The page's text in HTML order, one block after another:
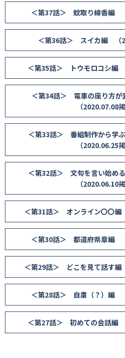
＜第37話＞ 蚊取り線香編
＜第36話＞ スイカ編 （
＜第35話＞ トウモロコシ編
＜第34話＞ 電車の座り方が
（2020.07.08掲
＜第33話＞ 番組制作から学
（2020.06.25掲
＜第32話＞ 文句を言い始め
（2020.06.10掲
＜第31話＞ オンライン〇〇編
＜第30話＞ 都道府県章編
＜第29話＞ どこを見て話す編
＜第28話＞ 自粛（？）編
＜第27話＞ 初めての会話編